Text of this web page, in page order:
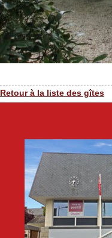
Retour à la liste des gîtes